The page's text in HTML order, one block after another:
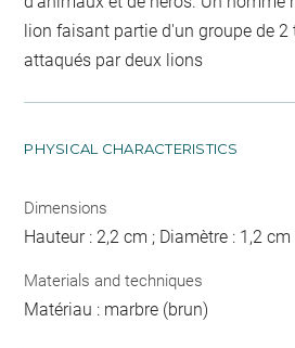
lion faisant partie d'un groupe de
attaqués par deux lions
PHYSICAL CHARACTERISTICS
Dimensions
Hauteur : 2,2 cm ; Diamètre : 1,2 cm
Materials and techniques
Matériau : marbre (brun)